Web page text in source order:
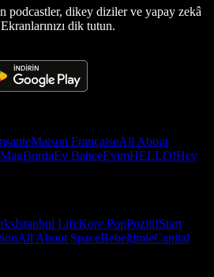
podcastler, dikey diziler ve yapay zekâ
dik tutun.
Maison FrançaiseAll About
BurdaEv BahçeEvimHELLO!Hey
İstanbul LifeKore PopPozitifStart
All About SpaceBebeğimleCapital